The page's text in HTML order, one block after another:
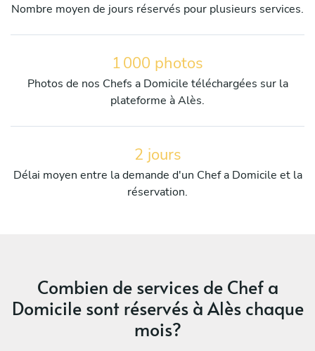
Nombre moyen de jours réservés pour plusieurs services.
1 000 photos
Photos de nos Chefs a Domicile téléchargées sur la
plateforme à Alès.
2 jours
Délai moyen entre la demande d'un Chef a Domicile et la
réservation.
Combien de services de Chef a
Domicile sont réservés à Alès chaque
mois?